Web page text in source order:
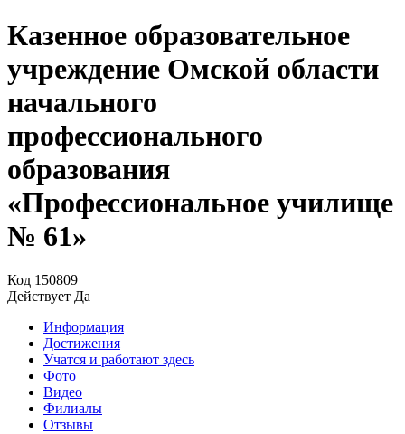
Казенное образовательное
учреждение Омской области
начального
профессионального
образования
«Профессиональное училище
№ 61»
Код 150809
Действует Да
Информация
Достижения
Учатся и работают здесь
Фото
Видео
Филиалы
Отзывы